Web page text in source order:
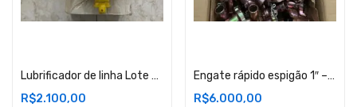
Lubrificador de linha Lote 8- RJ
R$2.100,00
Engate rápido espigão 1″ – Lote com 100 peças – Lote 1 – RJ
R$6.000,00